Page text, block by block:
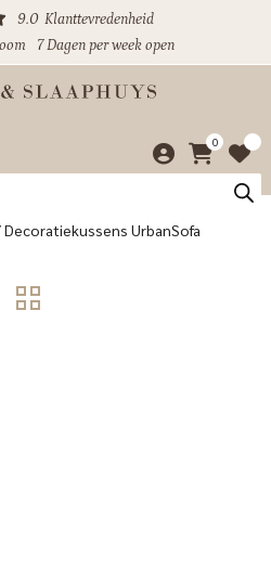
9.0 Klanttevredenheid
7 Dagen per week open
0
Decoratiekussens UrbanSofa